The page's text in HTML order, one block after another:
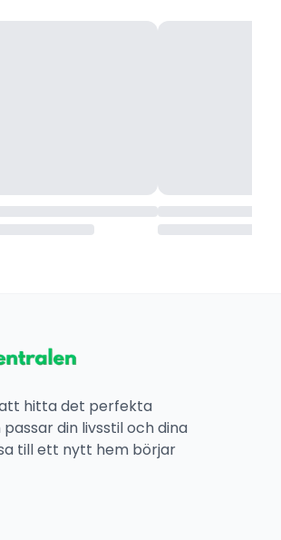
hitta det perfekta
din livsstil och dina
till ett nytt hem börjar